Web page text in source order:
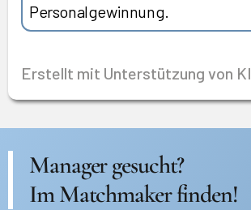
Personalgewinnung.
Erstellt mit Unterstützung von KI
Manager gesucht?
Im Matchmaker finden!